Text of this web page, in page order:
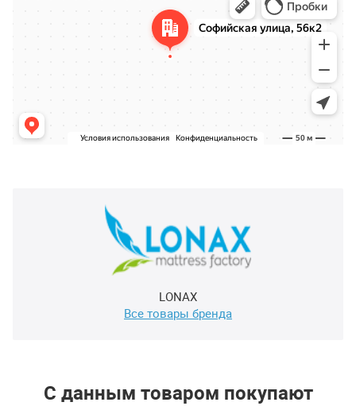
LONAX
Все товары бренда
С данным товаром покупают